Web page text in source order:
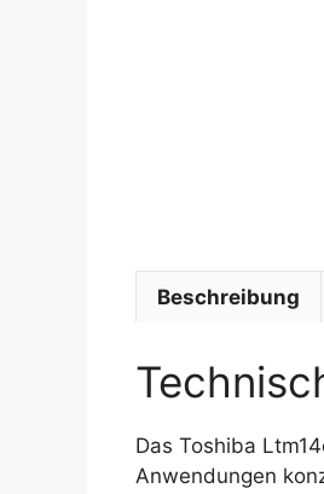
Beschreibung
Das Toshiba
Anwendungen